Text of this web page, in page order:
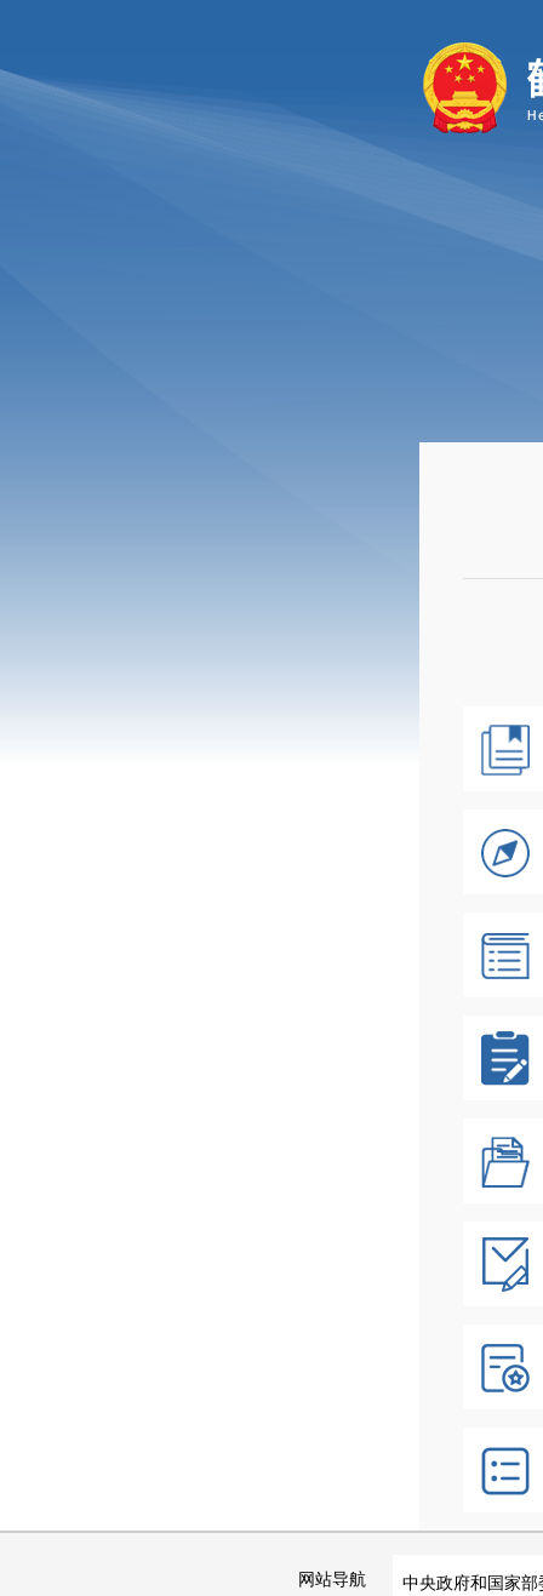
网站导航 中央政府和国家部